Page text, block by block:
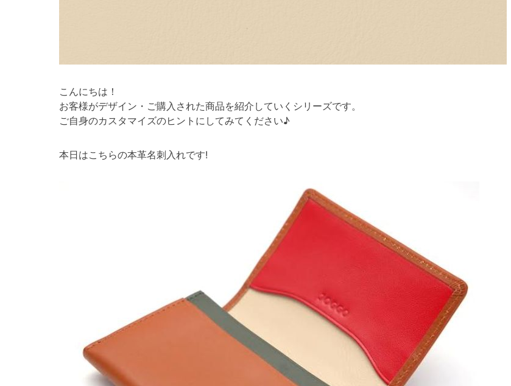
こんにちは！
お客様がデザイン・ご購入された商品を紹介していくシリーズです。
ご自身のカスタマイズのヒントにしてみてください♪
本日はこちらの本革名刺入れです!